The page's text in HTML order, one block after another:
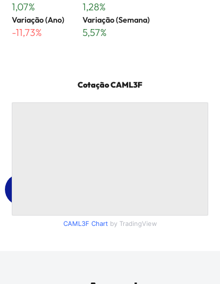
1,07% 1,28%
Variação (Ano)
-11,73%
Variação (Semana)
5,57%
CotaçãoCAML3F
CAML3F Chart by TradingView